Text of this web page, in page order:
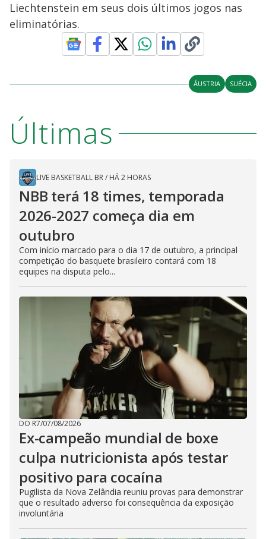
Liechtenstein em seus dois últimos jogos nas
eliminatórias.
ÁUSTRIA SUÉCIA
Últimas
LIVE BASKETBALL BR/ HÁ 2 HORAS
NBB terá 18 times, temporada
2026-2027 começa dia em
outubro
Com início marcado para o dia 17 de outubro, a principal
competição do basquete brasileiro contará com 18
equipes na disputa pelo...
DO R7/07/08/2026
Ex-campeão mundial de boxe
culpa nutricionista após testar
positivo para cocaína
Pugilista da Nova Zelândia reuniu provas para demonstrar
que o resultado adverso foi consequência da exposição
involuntária